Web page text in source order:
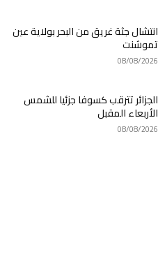
انتشال جثة غريق من البحر بولاية عين
تموشنت
08/08/2026
الجزائر تترقب كسوفا جزئيا للشمس
الأربعاء المقبل
08/08/2026